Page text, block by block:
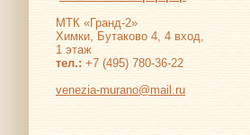
МТК «Гранд-2»
Химки, Бутаково 4, 4 вход,
1 этаж
тел.: +7 (495) 780-36-22
venezia-murano@mail.ru